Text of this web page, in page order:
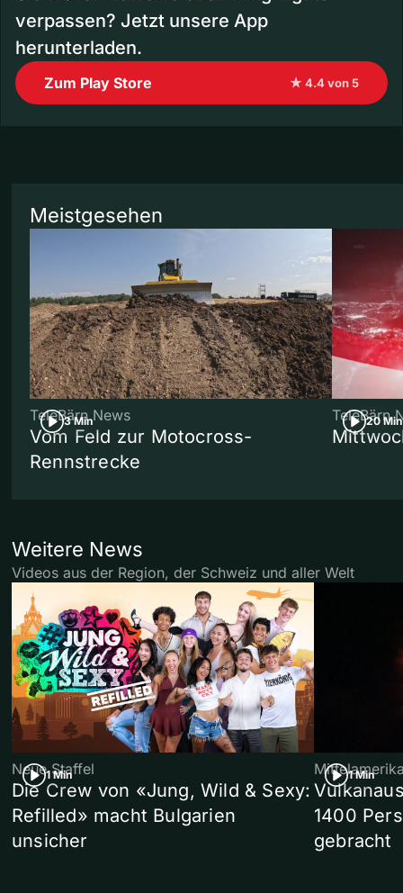
verpassen? Jetzt unsere App
herunterladen.
Zum Play Store ★ 4.4 von 5
Meistgesehen
3 Min
TeleBärn News
Vom Feld zur Motocross-
Rennstrecke
20 Min
TeleBärn
Weitere News
Videos aus der Region, der Schweiz und aller Welt
1 Min
Neue Staffel
Die Crew von «Jung, Wild & Sexy:
Refilled» macht Bulgarien
unsicher
1 Min
1400
gebracht